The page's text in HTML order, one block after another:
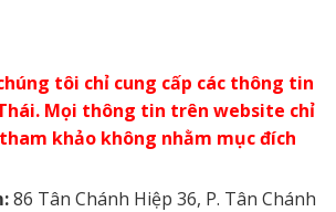
tôi chỉ cung cấp các thông tin
Mọi thông tin trên website chỉ
khảo không nhằm mục đích
86 Tân Chánh Hiệp 36, P. Tân Chánh